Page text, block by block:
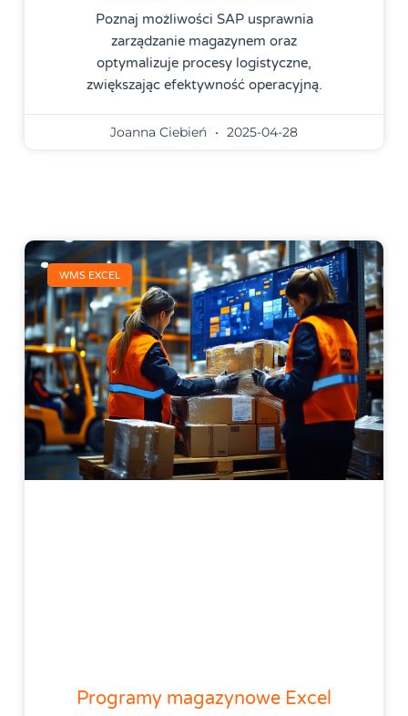
Poznaj możliwości SAP usprawnia
zarządzanie magazynem oraz
optymalizuje procesy logistyczne,
zwiększając efektywność operacyjną.
Joanna Ciebień 2025-04-28
WMS EXCEL
Programy magazynowe Excel